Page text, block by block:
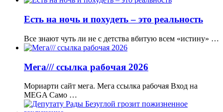
Есть на ночь и похудеть – это реальность
Все знают чуть ли не c детства вбитую всем «истину» …
Мега/// ссылка рабочая 2026
Мориарти сайт мега. Мега ссылка рабочая Вход на
MEGA Само …